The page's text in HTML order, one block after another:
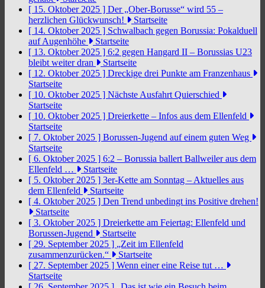
[ 15. Oktober 2025 ] Der „Ober-Borusse“ wird 55 –
herzlichen Glückwunsch!
Startseite
[ 14. Oktober 2025 ] Schwalbach gegen Borussia: Pokalduell
auf Augenhöhe
Startseite
[ 13. Oktober 2025 ] 6:2 gegen Hangard II – Borussias U23
bleibt weiter dran
Startseite
[ 12. Oktober 2025 ] Dreckige drei Punkte am Franzenhaus
Startseite
[ 10. Oktober 2025 ] Nächste Ausfahrt Quierschied
Startseite
[ 10. Oktober 2025 ] Dreierkette – Infos aus dem Ellenfeld
Startseite
[ 7. Oktober 2025 ] Borussen-Jugend auf einem guten Weg
Startseite
[ 6. Oktober 2025 ] 6:2 – Borussia ballert Ballweiler aus dem
Ellenfeld …
Startseite
[ 5. Oktober 2025 ] 3er-Kette am Sonntag – Aktuelles aus
dem Ellenfeld
Startseite
[ 4. Oktober 2025 ] Den Trend unbedingt ins Positive drehen!
Startseite
[ 3. Oktober 2025 ] Dreierkette am Feiertag: Ellenfeld und
Borussen-Jugend
Startseite
[ 29. September 2025 ] „Zeit im Ellenfeld
zusammenzurücken.“
Startseite
[ 27. September 2025 ] Wenn einer eine Reise tut …
Startseite